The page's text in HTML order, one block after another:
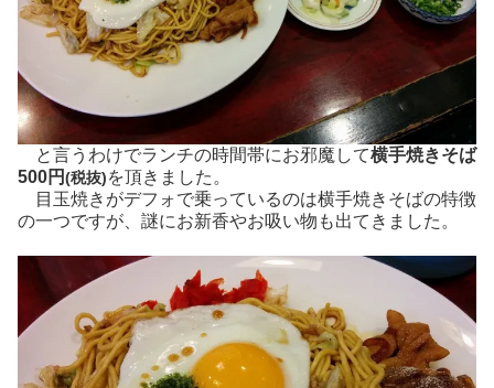
と言うわけでランチの時間帯にお邪魔して横手焼きそば
500円(税抜)を頂きました。
目玉焼きがデフォで乗っているのは横手焼きそばの特徴
の一つですが、謎にお新香やお吸い物も出てきました。